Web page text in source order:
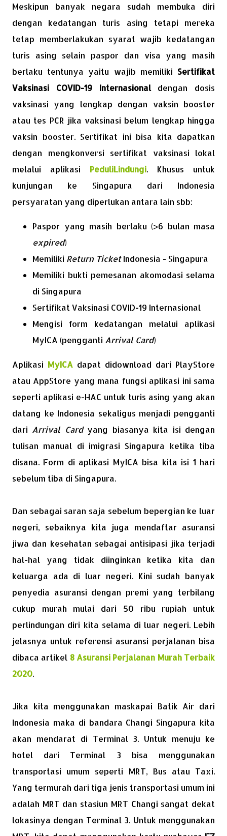
Meskipun banyak negara sudah membuka diri
dengan kedatangan turis asing tetapi mereka
tetap memberlakukan syarat wajib kedatangan
turis asing selain paspor dan visa yang masih
berlaku tentunya yaitu wajib memiliki Sertifikat
Vaksinasi COVID-19 Internasionaldengan dosis
vaksinasi yang lengkap dengan vaksin booster
atau tes PCR jika vaksinasi belum lengkap hingga
vaksin booster. Sertifikat ini bisa kita dapatkan
dengan mengkonversi sertifikat vaksinasi lokal
melalui aplikasi PeduliLindungi. Khusus untuk
kunjungan ke Singapura dari Indonesia
persyaratan yang diperlukan antara lain sbb:
Paspor yang masih berlaku (>6 bulan masa
expired)
Memiliki Return TicketIndonesia - Singapura
Memiliki bukti pemesanan akomodasi selama
di Singapura
Sertifikat Vaksinasi COVID-19 Internasional
Mengisi form kedatangan melalui aplikasi
MyICA (pengganti Arrival Card)
Aplikasi MyICA dapat didownload dari PlayStore
atau AppStore yang mana fungsi aplikasi ini sama
seperti aplikasi e-HAC untuk turis asing yang akan
datang ke Indonesia sekaligus menjadi pengganti
dari Arrival Cardyang biasanya kita isi dengan
tulisan manual di imigrasi Singapura ketika tiba
disana. Form di aplikasi MyICA bisa kita isi 1 hari
sebelum tiba di Singapura.
Dan sebagai saran saja sebelum bepergian ke luar
negeri, sebaiknya kita juga mendaftar asuransi
jiwa dan kesehatan sebagai antisipasi jika terjadi
hal-hal yang tidak diinginkan ketika kita dan
keluarga ada di luar negeri. Kini sudah banyak
penyedia asuransi dengan premi yang terbilang
cukup murah mulai dari 50 ribu rupiah untuk
perlindungan diri kita selama di luar negeri. Lebih
jelasnya untuk referensi asuransi perjalanan bisa
dibaca artikel 8 Asuransi Perjalanan Murah Terbaik
2020.
Jika kita menggunakan maskapai Batik Air dari
Indonesia maka di bandara Changi Singapura kita
akan mendarat di Terminal 3. Untuk menuju ke
hotel dari Terminal 3 bisa menggunakan
transportasi umum seperti MRT, Bus atau Taxi.
Yang termurah dari tiga jenis transportasi umum ini
adalah MRT dan stasiun MRT Changi sangat dekat
lokasinya dengan Terminal 3. Untuk menggunakan